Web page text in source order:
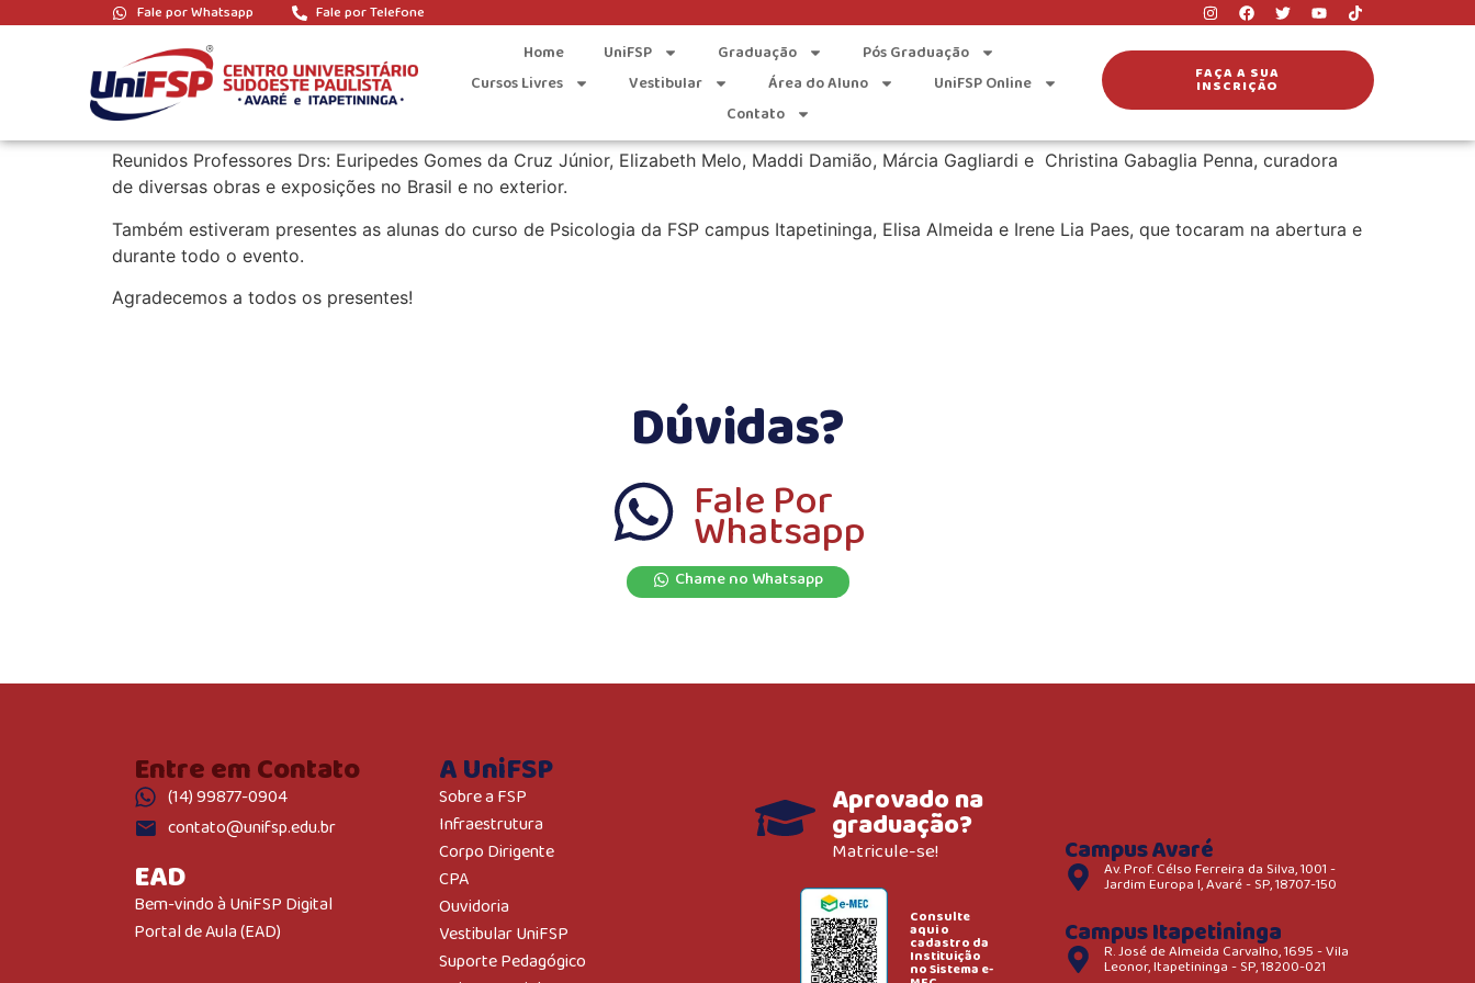
Fale por Whatsapp Fale por Telefone
Home UniFSP Graduação
Pós Graduação
Cursos Livres
Vestibular Área do Aluno
UniFSP Online
Contato
FAÇA A SUA
INSCRIÇÃO
Epistemologia de Nise da Silveira
Nos dias 01 e 02 de Setembro de 2018 aconteceu o II Seminário ‘Leitura de Imagens: A epistemologia de Nise da Silveira’, no Centro Universitário
UniFSP. Foram mais de 120 pessoas participando, o evento foi realizado pelo Núcleo Junguiano de Desenvolvimento Humano e Saúde Mental.
Reunidos Professores Drs: Euripedes Gomes da Cruz Júnior, Elizabeth Melo, Maddi Damião, Márcia Gagliardi e Christina Gabaglia Penna, curadora
de diversas obras e exposições no Brasil e no exterior.
Também estiveram presentes as alunas do curso de Psicologia da FSP campus Itapetininga, Elisa Almeida e Irene Lia Paes, que tocaram na abertura e
durante todo o evento.
Agradecemos a todos os presentes!
Dúvidas?
Fale Por
Whatsapp
Chame no Whatsapp
Entre em Contato
(14) 99877-0904
contato@unifsp.edu.br
EAD
Bem-vindo à UniFSP Digital
Portal de Aula (EAD)
A UniFSP
Sobre a FSP
Infraestrutura
Corpo Dirigente
CPA
Ouvidoria
Vestibular UniFSP
Suporte Pedagógico
Aprovado na
graduação?
Matricule-se!
Consulte
aqui o
cadastro da
Instituição
no Sistema e-
Campus Avaré
Av. Prof. Célso Ferreira da Silva, 1001 -
Jardim Europa I, Avaré - SP, 18707-150
Campus Itapetininga
R. José de Almeida Carvalho, 1695 - Vila
Leonor, Itapetininga - SP, 18200-021